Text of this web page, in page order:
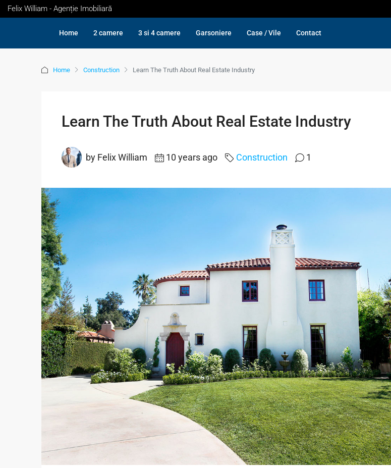
Felix William - Agenție Imobiliară
Home 2 camere 3 si 4 camere Garsoniere Case / Vile Contact
Home Construction Learn The Truth About Real Estate Industry
Learn The Truth About Real Estate Industry
by Felix William 10 years ago Construction 1